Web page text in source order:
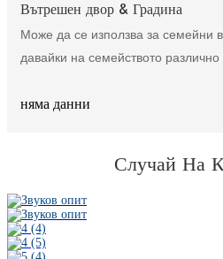
Вътрешен двор & Градина
Може да се използва за семейни
давайки на семейството различно
няма данни
Случай На